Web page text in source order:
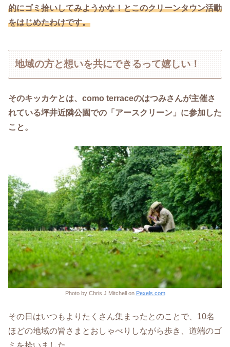
的にゴミ拾いしてみようかな！とこのクリーンタウン活動
をはじめたわけです。
地域の方と想いを共にできるって嬉しい！
そのキッカケとは、como terraceのはつみさんが主催さ
れている坪井近隣公園での「アースクリーン」に参加した
こと。
Photo by Chris J Mitchell on Pexels.com
その日はいつもよりたくさん集まったとのことで、10名
ほどの地域の皆さまとおしゃべりしながら歩き、道端のゴ